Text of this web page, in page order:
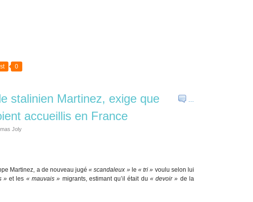
0
…
stalinien Martinez, exige que
accueillis en France
Joly
Martinez, a de nouveau jugé« scandaleux »le« tri » voulu selon lui
»et les « mauvais » migrants, estimant qu’il était du « devoir » de la